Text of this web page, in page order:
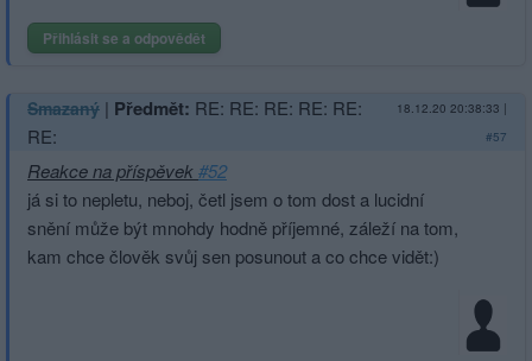
Přihlásit se a odpovědět
Smazaný | Předmět: RE: RE: RE: RE: RE:
RE:
18.12.20 20:38:33 |
#57
Reakce na příspěvek#52
já si to nepletu, neboj, četl jsem o tom dost a lucidní
snění může být mnohdy hodně příjemné, záleží na tom,
kam chce člověk svůj sen posunout a co chce vidět:)